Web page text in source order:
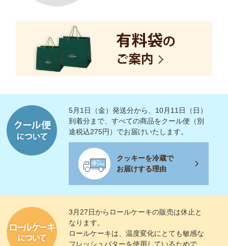
5月1日（金）発送分から、10月11日（日）
到着分まで、すべての商品をクール便（別
途税込275円）でお届けいたします。
クッキーを冷蔵で
お届けする理由
3月27日からロールケーキの販売は休止と
なります。
ロールケーキは、温度変化にとても敏感な
フレッシュバターを使用しているためで